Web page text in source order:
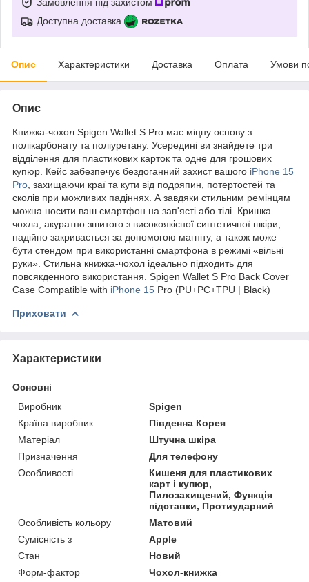
Доступна доставка
Опис Характеристики Доставка Оплата Умови
Опис
Книжка-чохол Spigen Wallet S Pro має міцну основу з
полікарбонату та поліуретану. Усередині ви знайдете три
відділення для пластикових карток та одне для грошових
купюр. Кейс забезпечує бездоганний захист вашого iPhone 15
Pro , захищаючи краї та кути від подряпин, потертостей та
сколів при можливих падіннях. А завдяки стильним ремінцям
можна носити ваш смартфон на зап'ясті або тілі. Кришка
чохла, акуратно зшитого з високоякісної синтетичної шкіри,
надійно закривається за допомогою магніту, а також може
бути стендом при використанні смартфона в режимі «вільні
руки». Cтильна книжка-чохол ідеально підходить для
повсякденного використання. Spigen Wallet S Pro Back Cover
Case Compatible with iPhone 15 Pro (PU+PC+TPU | Black)
Приховати
Характеристики
Основні
Виробник
Spigen
Країна виробник
Південна Корея
Матеріал
Штучна шкіра
Призначення
Для телефону
Особливості
Кишеня для пластикових
карт і купюр,
Пилозахищений, Функція
підставки, Протиударний
Особливість кольору
Матовий
Сумісність з
Apple
Стан
Новий
Форм-фактор
Чохол-книжка